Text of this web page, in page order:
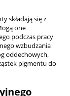
składają się z
one
podczas pracy
wzbudzania
oddechowych,
pigmentu do